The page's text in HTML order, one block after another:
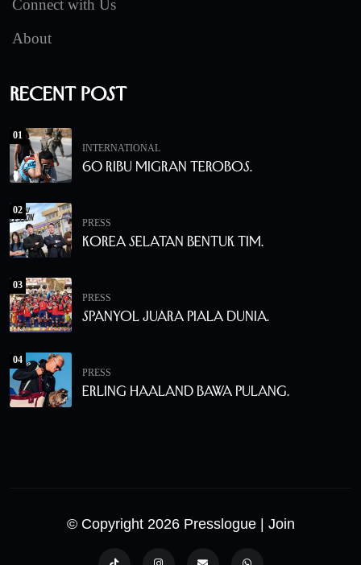
Connect with Us
About
Recent Post
01
INTERNATIONAL
60 Ribu Migran Terobos.
02
PRESS
Korea Selatan Bentuk Tim.
03
PRESS
Spanyol Juara Piala Dunia.
04
PRESS
Erling Haaland Bawa Pulang.
© Copyright 2026 Presslogue | Join